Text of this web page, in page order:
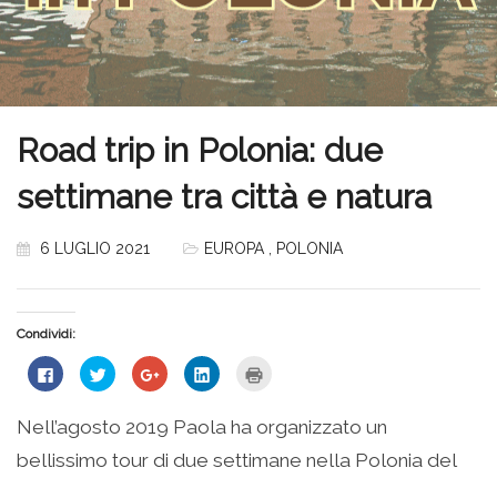
Road trip in Polonia: due
settimane tra città e natura
6 LUGLIO 2021 EUROPA POLONIA
Condividi:
Fai
clic
su
Facebook
apre
Fai
clic
condividere
su
Twitter
(Si
Fai
clic
condividere
su
Google+
(Si
Fai
clic
condividere
su
LinkedIn
(Si
stampare
(Si
in
Nell’agosto 2019 Paola ha organizzato un
bellissimo tour di due settimane nella Polonia del